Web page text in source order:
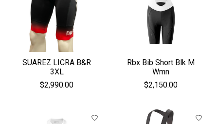
SUAREZ LICRA B&R
3XL
$2,990.00
Rbx Bib Short Blk M
Wmn
$2,150.00